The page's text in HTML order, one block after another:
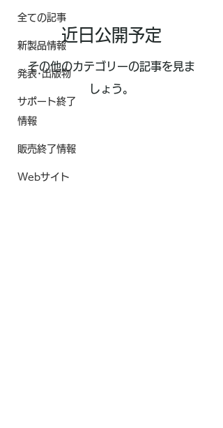
全ての記事
新製品情報
発表･出版物
サポート終了
情報
販売終了情報
Webサイト
近日公開予定
その他のカテゴリーの記事を見ま
しょう。